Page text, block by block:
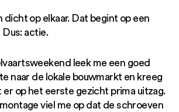
op elkaar. Dat begint op een
actie.
leek me een goed
naar de lokale bouwmarkt en kreeg
er op het eerste gezicht prima uitzag.
viel me op dat de schroeven